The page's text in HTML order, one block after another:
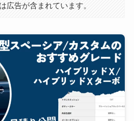
広告が含まれています。